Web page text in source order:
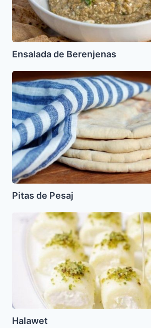
Ensalada de Berenjenas
Pitas
de
Pesaj
Pitas de Pesaj
Halawet
Halawet